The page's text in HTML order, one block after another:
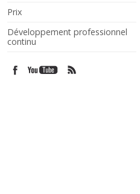
Prix
Développement professionnel
continu